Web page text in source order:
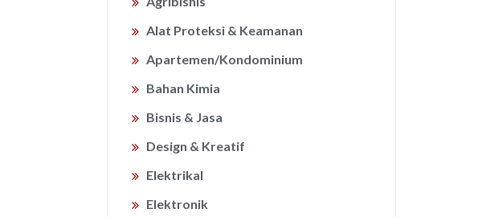
Alat Proteksi & Keamanan
Apartemen/Kondominium
Bahan Kimia
Bisnis & Jasa
Design & Kreatif
Elektrikal
Elektronik